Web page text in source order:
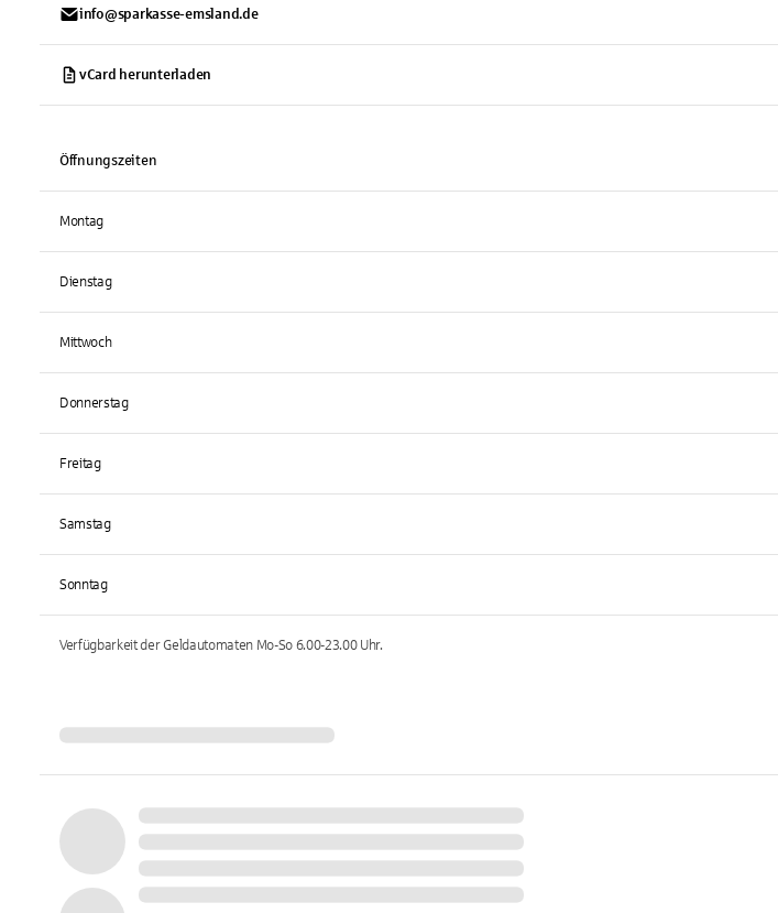
info@sparkasse-emsland.de
vCard herunterladen
Öffnungszeiten
Montag
Dienstag
Mittwoch
Donnerstag
Freitag
Samstag
Sonntag
Verfügbarkeit der Geldautomaten Mo-So 6.00-23.00Uhr.